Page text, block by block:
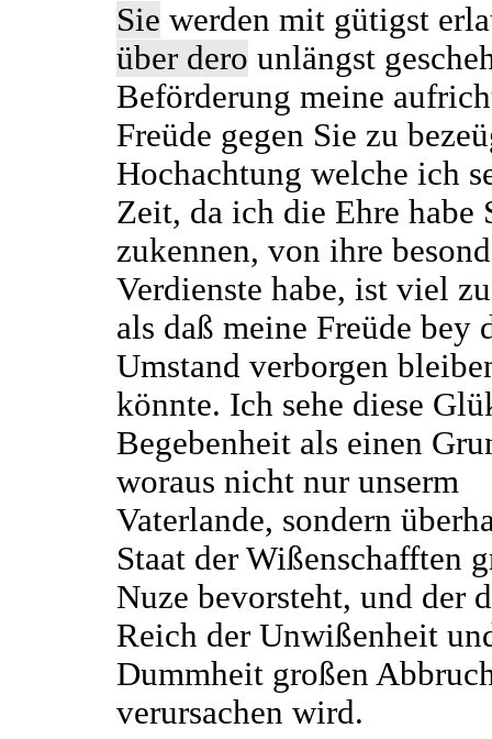
Sie werden mit gütigst
über dero unlängst
Beförderung meine
Freüde gegen Sie zu
Hochachtung welche ich
Zeit, da ich die Ehre habe
zukennen, von ihre
Verdienste habe, ist viel
als daß meine Freüde bey
Umstand verborgen
könnte. Ich sehe diese
Begebenheit als einen
woraus nicht nur unserm
Vaterlande, sondern
Staat der Wißenschafften
Nuze bevorsteht, und der
Reich der Unwißenheit
Dummheit großen
verursachen wird.